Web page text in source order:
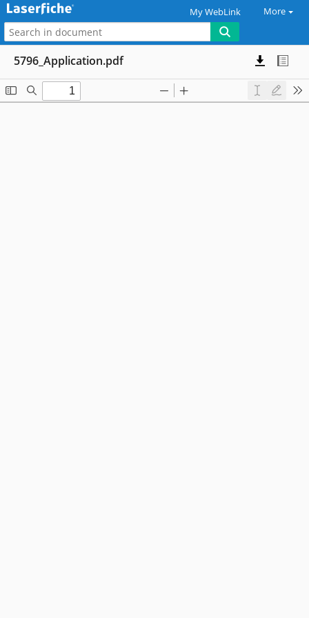
My WebLink More
5796_Application.pdf